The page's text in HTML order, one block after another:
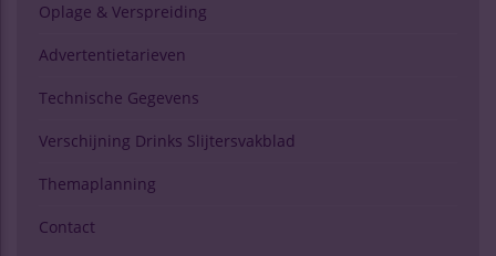
Oplage & Verspreiding
Advertentietarieven
Technische Gegevens
Verschijning Drinks Slijtersvakblad
Themaplanning
Contact